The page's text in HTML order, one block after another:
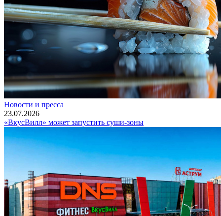
Новости и пресса
23.07.2026
«ВкусВилл» может запустить суши-зоны